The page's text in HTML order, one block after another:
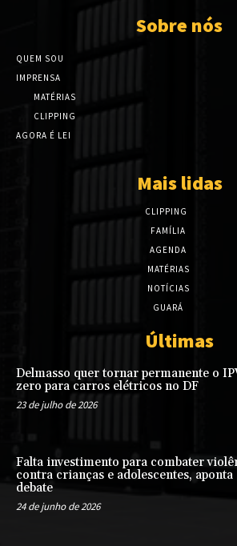
Sobre nós
QUEM SOU
IMPRENSA
MATÉRIAS
CLIPPING
AGORA É LEI
Mais lidas
CLIPPING
FAMÍLIA
AGENDA
MATÉRIAS
NOTÍCIAS
GUARÁ
Últimas
Delmasso quer tornar permanente o
zero para carros elétricos no DF
23 de julho de 2026
Falta investimento para combater
contra crianças e adolescentes, aponta
debate
24 de junho de 2026